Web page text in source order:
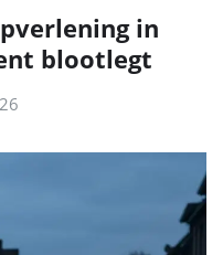
in
blootlegt